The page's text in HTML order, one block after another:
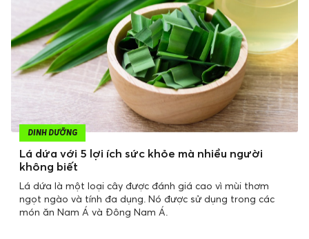
DINH DƯỠNG
Lá dứa với 5 lợi ích sức khỏe mà nhiều người
không biết
Lá dứa là một loại cây được đánh giá cao vì mùi thơm
ngọt ngào và tính đa dụng. Nó được sử dụng trong các
món ăn Nam Á và Đông Nam Á.